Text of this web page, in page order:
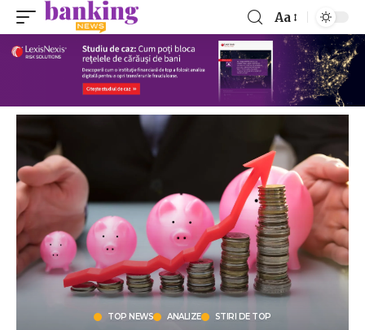
Aa
TOP NEWS ANALIZE STIRI DE TOP